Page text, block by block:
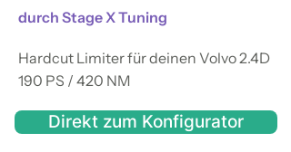
durch Stage X Tuning
Hardcut Limiter für deinen Volvo 2.4D
190 PS / 420 NM
Direkt zum Konfigurator